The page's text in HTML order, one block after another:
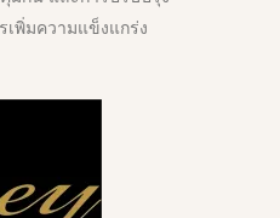
พิ่มความแข็งแกร่ง